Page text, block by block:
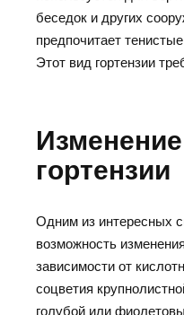
беседок и других
предпочитает
Этот вид гортензии
гортензии
Одним из интересных
возможность
зависимости от
соцветия
голубой или